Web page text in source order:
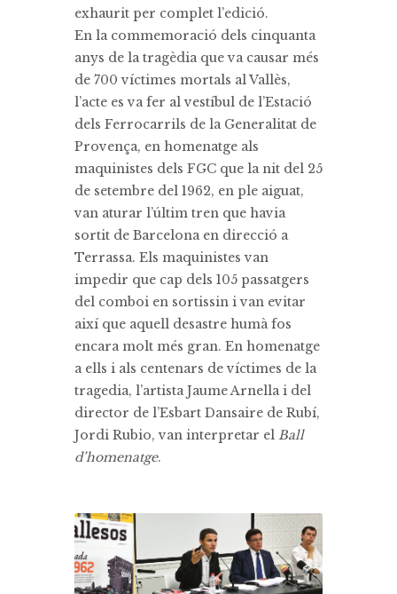
exhaurit per complet l’edició.
En la commemoració dels cinquanta
anys de la tragèdia que va causar més
de 700 víctimes mortals al Vallès,
l’acte es va fer al vestíbul de l’Estació
dels Ferrocarrils de la Generalitat de
Provença, en homenatge als
maquinistes dels FGC que la nit del 25
de setembre del 1962, en ple aiguat,
van aturar l’últim tren que havia
sortit de Barcelona en direcció a
Terrassa. Els maquinistes van
impedir que cap dels 105 passatgers
del comboi en sortissin i van evitar
així que aquell desastre humà fos
encara molt més gran. En homenatge
a ells i als centenars de víctimes de la
tragedia, l’artista Jaume Arnella i del
director de l’Esbart Dansaire de Rubí,
Jordi Rubio, van interpretar el Ball
d’homenatge.